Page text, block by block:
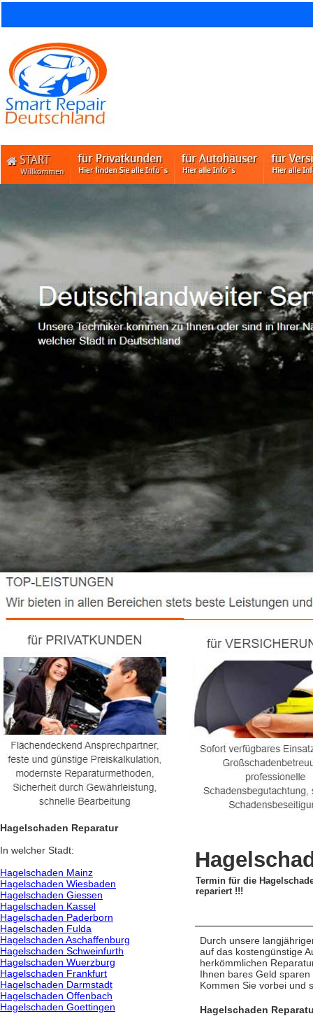
Hagelschaden Reparatur
In welcher Stadt:
Hagelschaden Mainz
Hagelschaden Wiesbaden
Hagelschaden Giessen
Hagelschaden Kassel
Hagelschaden Paderborn
Hagelschaden Fulda
Hagelschaden Aschaffenburg
Hagelschaden Schweinfurth
Hagelschaden Wuerzburg
Hagelschaden Frankfurt
Hagelschaden Darmstadt
Hagelschaden Offenbach
Hagelschaden Goettingen
Termin für die
repariert !!!
Durch unsere
auf das kostengünstige
herkömmlichen
Ihnen bares Geld
Kommen Sie vorbei und
Hagelschaden